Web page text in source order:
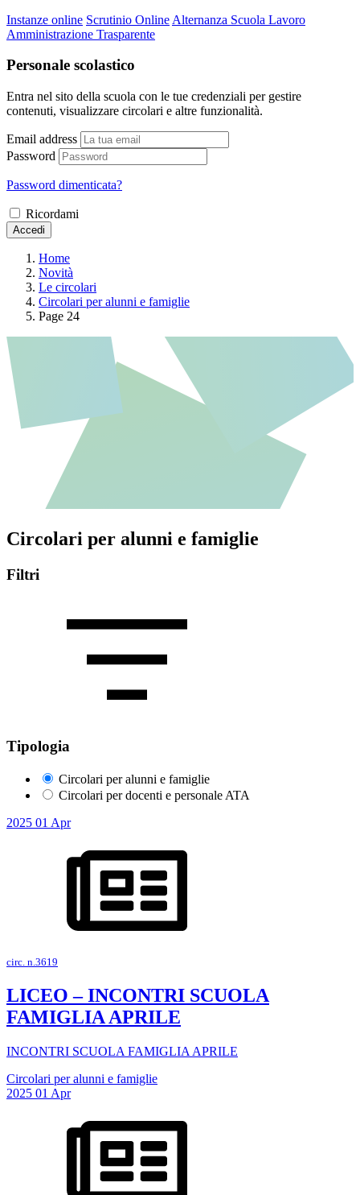
Instanze online Scrutinio Online Alternanza Scuola Lavoro
Amministrazione Trasparente
Personale scolastico
Entra nel sito della scuola con le tue credenziali per gestire
contenuti, visualizzare circolari e altre funzionalità.
Email address
Password
Password dimenticata?
Ricordami
Accedi
Home
Novità
Le circolari
Circolari per alunni e famiglie
Page 24
Circolari per alunni e famiglie
Filtri
Tipologia
Circolari per alunni e famiglie
Circolari per docenti e personale ATA
2025 01 Apr
circ. n.3619
LICEO – INCONTRI SCUOLA
FAMIGLIA APRILE
INCONTRI SCUOLA FAMIGLIA APRILE
Circolari per alunni e famiglie
2025 01 Apr